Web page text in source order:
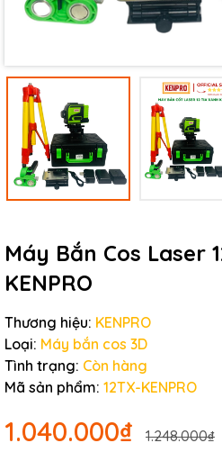
Máy Bắn Cos Laser
KENPRO
Thương hiệu: KENPRO
Loại: Máy bắn cos 3D
Tình trạng: Còn hàng
Mã sản phẩm: 12TX-KENPRO
1.040.000₫ 1.248.000₫
Mã giảm giá:
Điều kiện: